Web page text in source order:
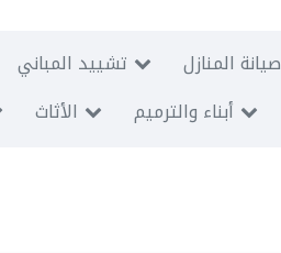
تشييد المباني صيانة المنازل
الأثاث أبناء والترميم